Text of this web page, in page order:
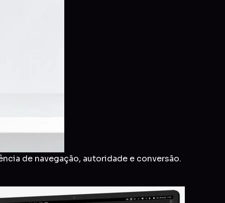
de navegação, autoridade e conversão.